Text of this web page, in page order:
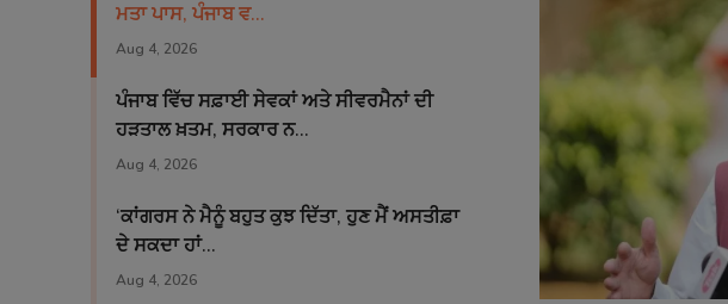
ਮਤਾ ਪਾਸ, ਪੰਜਾਬ ਵ...
Aug 4, 2026
ਪੰਜਾਬ ਵਿੱਚ ਸਫ਼ਾਈ ਸੇਵਕਾਂ ਅਤੇ ਸੀਵਰਮੈਨਾਂ ਦੀ
ਹੜਤਾਲ ਖ਼ਤਮ, ਸਰਕਾਰ ਨ...
Aug 4, 2026
‘ਕਾਂਗਰਸ ਨੇ ਮੈਨੂੰ ਬਹੁਤ ਕੁਝ ਦਿੱਤਾ, ਹੁਣ ਮੈਂ ਅਸਤੀਫ਼ਾ
ਦੇ ਸਕਦਾ ਹਾਂ...
Aug 4, 2026